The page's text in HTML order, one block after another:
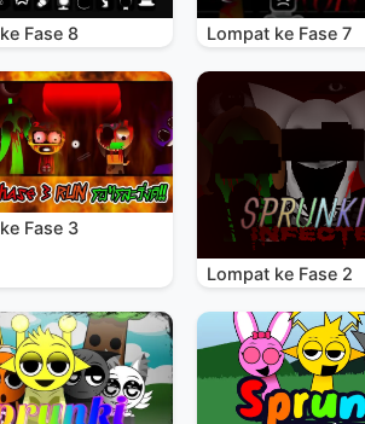
Fase 8 Lompat ke Fase 7
Fase 3
Lompat ke Fase 2